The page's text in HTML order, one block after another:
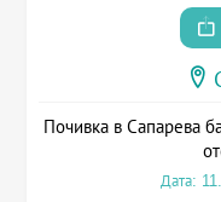
Почивка в Сапарева
Дата: